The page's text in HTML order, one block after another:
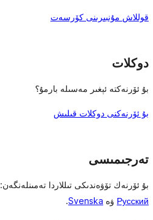
قوللاش مۇنبىرىنى كۆرسەت
دوكلات
بۇ ئۆرنەكتە ئېغىر مەسىلە بارمۇ؟
بۇ ئۆرنەكنى دوكلات قىلىش
تەرجىمىسى
بۇ ئۆرنەك تۆۋەندىكى تىللاردا تەمىنلەنگەن:
Русский ۋە Svenska
.